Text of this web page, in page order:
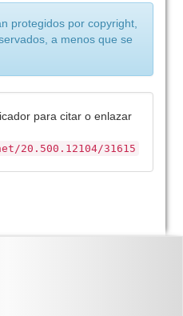
protegidos por copyright,
a menos que se
para citar o enlazar
20.500.12104/31615